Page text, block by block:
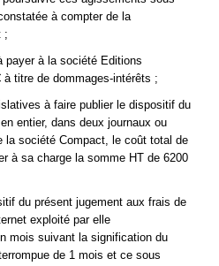
à compter de la
;
payer à la société Editions
titre de dommages-intérêts ;
à faire publier le dispositif du
entier, dans deux journaux ou
la société Compact, le coût total de
à sa charge la somme HT de 6200
du présent jugement aux frais de
exploité par elle
mois suivant la signification du
de 1 mois et ce sous